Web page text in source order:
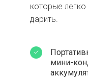
которые легко
дарить.
мини-